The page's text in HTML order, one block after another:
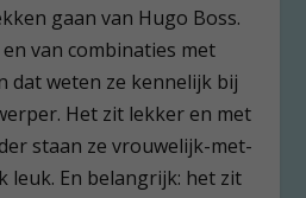
gaan van Hugo Boss.
van combinaties met
dat weten ze kennelijk bij
Het zit lekker en met
staan ze vrouwelijk-met-
leuk. En belangrijk: het zit